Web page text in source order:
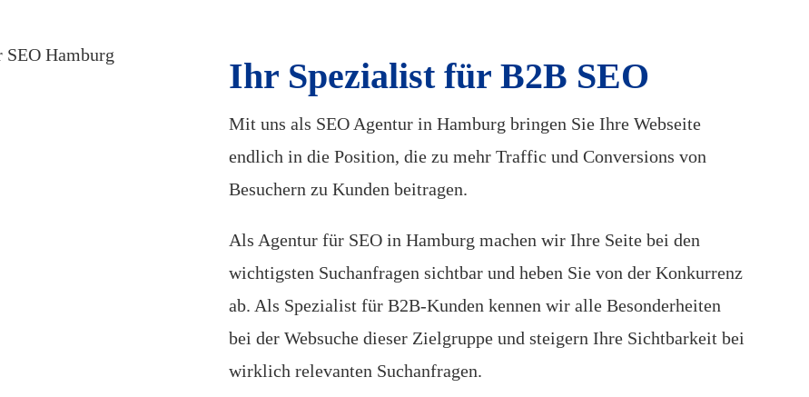
Ihr Spezialist für B2B SEO
Mit uns als SEO Agentur in Hamburg bringen Sie Ihre Webseite
endlich in die Position, die zu mehr Traffic und Conversions von
Besuchern zu Kunden beitragen.
Als Agentur für SEO in Hamburg machen wir Ihre Seite bei den
wichtigsten Suchanfragen sichtbar und heben Sie von der Konkurrenz
ab. Als Spezialist für B2B-Kunden kennen wir alle Besonderheiten
bei der Websuche dieser Zielgruppe und steigern Ihre Sichtbarkeit bei
wirklich relevanten Suchanfragen.